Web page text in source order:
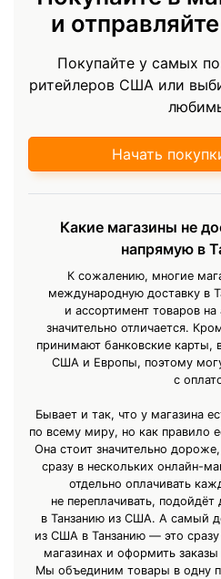
и
Покупайте у самых
ритейлеров США или
Начать
Какие магазины не
напрямую в
К сожалению, многие
международную доставку в
и ассортимент товаров
значительно отличается.
принимают банковские карты,
США и Европы, поэтому
с
Бывает и так, что у магазина
по всему миру, но как правило
Она стоит значительно
сразу в нескольких онлайн-
отдельно оплачивать
не переплачивать,
в Танзанию из США. А самый
из США в Танзанию — это сразу
магазинах и оформить
Мы объединим товары в одну